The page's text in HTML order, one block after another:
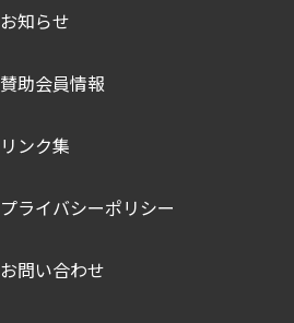
お知らせ
賛助会員情報
リンク集
プライバシーポリシー
お問い合わせ